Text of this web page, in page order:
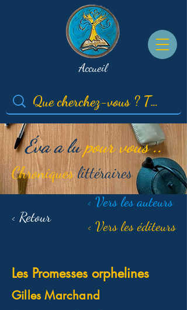
Accueil
Éva a lupour vous ..
Chroniqueslittéraires
< Retour
< Vers les auteurs
< Vers les éditeurs
Les Promesses orphelines
Gilles Marchand